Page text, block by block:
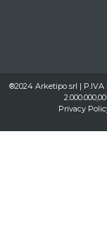
®2024 Arketipo srl | P.IVA
Privacy